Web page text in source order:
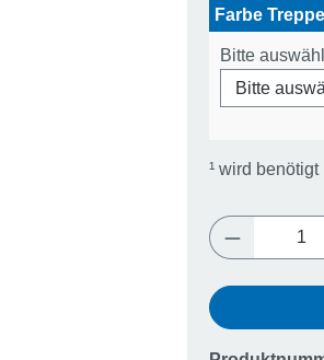
Farbe
Bitte
¹ wird benötigt
Produkt